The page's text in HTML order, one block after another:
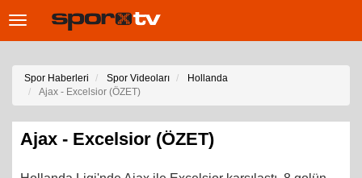
Toggle
Spor Haberleri Spor Videoları
Hollanda
Ajax - Excelsior (ÖZET)
Ajax - Excelsior (ÖZET)